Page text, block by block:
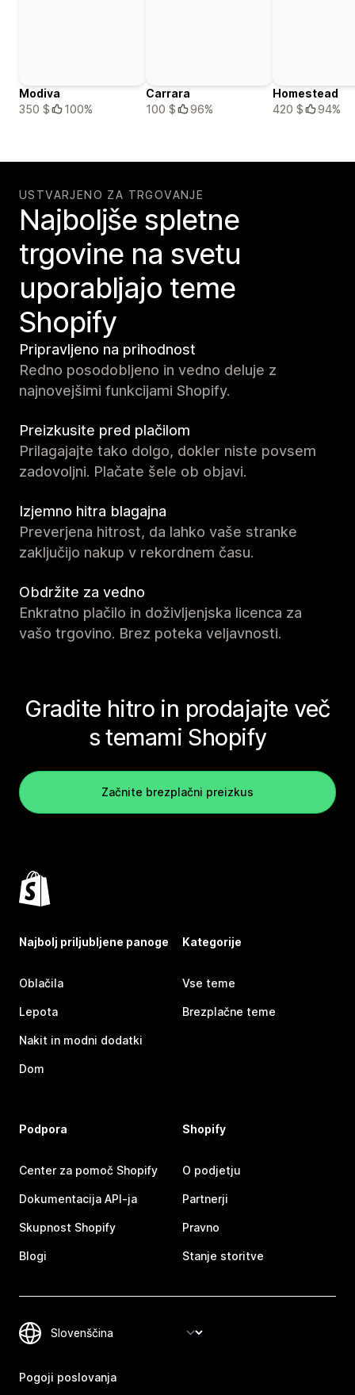
Modiva
350 $
100%
Carrara
100 $
96%
Homestead
420 $
94%
USTVARJENO ZA TRGOVANJE
Najboljše spletne
trgovine na svetu
uporabljajo teme
Shopify
Pripravljeno na prihodnost
Redno posodobljeno in vedno deluje z
najnovejšimi funkcijami Shopify.
Preizkusite pred plačilom
Prilagajajte tako dolgo, dokler niste povsem
zadovoljni. Plačate šele ob objavi.
Izjemno hitra blagajna
Preverjena hitrost, da lahko vaše stranke
zaključijo nakup v rekordnem času.
Obdržite za vedno
Enkratno plačilo in doživljenjska licenca za
vašo trgovino. Brez poteka veljavnosti.
Gradite hitro in prodajajte več
s temami Shopify
Začnite brezplačni preizkus
Najbolj priljubljene panoge
Oblačila
Lepota
Nakit in modni dodatki
Dom
Kategorije
Vse teme
Brezplačne teme
Podpora
Center za pomoč Shopify
Dokumentacija API-ja
Skupnost Shopify
Blogi
Shopify
O podjetju
Partnerji
Pravno
Stanje storitve
Pogoji poslovanja